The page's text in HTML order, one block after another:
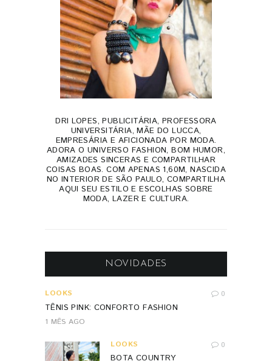
DRI LOPES, PUBLICITÁRIA, PROFESSORA
UNIVERSITÁRIA, MÃE DO LUCCA,
EMPRESÁRIA E AFICIONADA POR MODA.
ADORA O UNIVERSO FASHION, BOM HUMOR,
AMIZADES SINCERAS E COMPARTILHAR
COISAS BOAS. COM APENAS 1,60M, NASCIDA
NO INTERIOR DE SÃO PAULO, COMPARTILHA
AQUI SEU ESTILO E ESCOLHAS SOBRE
MODA, LAZER E CULTURA.
NOVIDADES
LOOKS 0
TÊNIS PINK: CONFORTO FASHION
1 MÊS AGO
LOOKS 0
BOTA COUNTRY